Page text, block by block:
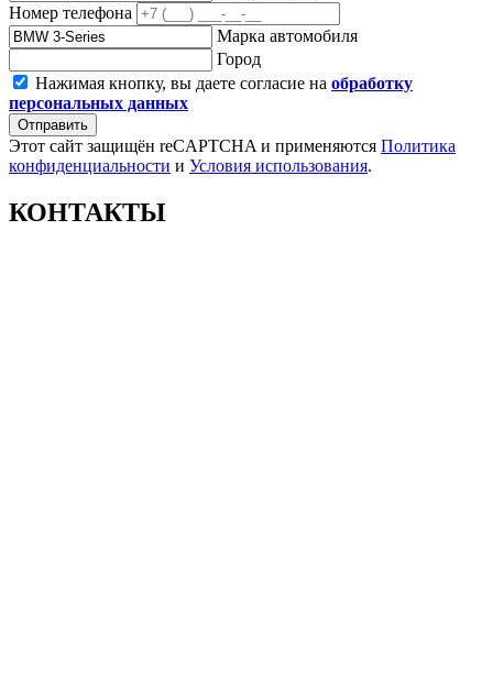
Номер телефона
Марка автомобиля
Город
Нажимая кнопку, вы даете согласие на обработку
персональных данных
Отправить
Этот сайт защищён reCAPTCHA и применяются Политика
конфиденциальности и Условия использования.
КОНТАКТЫ